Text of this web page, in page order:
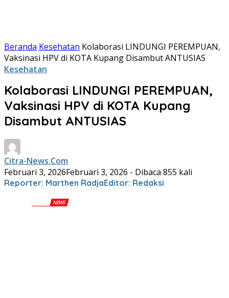
Beranda Kesehatan Kolaborasi LINDUNGI PEREMPUAN,
Vaksinasi HPV di KOTA Kupang Disambut ANTUSIAS
Kesehatan
Kolaborasi LINDUNGI PEREMPUAN,
Vaksinasi HPV di KOTA Kupang
Disambut ANTUSIAS
Citra-News.Com
Februari 3, 2026Februari 3, 2026 - Dibaca 855 kali
Reporter: Marthen RadjaEditor: Redaksi
NEWS